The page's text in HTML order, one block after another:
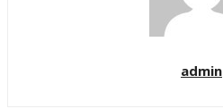
admin